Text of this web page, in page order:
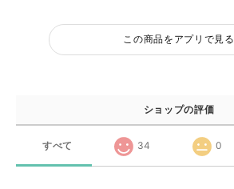
この商品をアプリで見る
ショップの評価
すべて 34 0